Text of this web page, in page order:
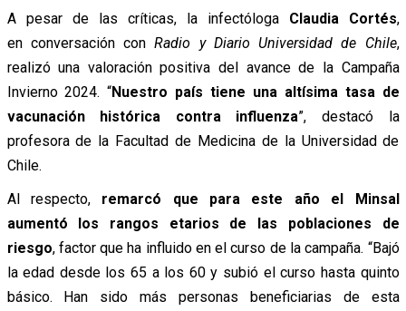
A pesar de las críticas, la infectóloga Claudia Cortés,
en conversación conRadio y Diario Universidad de Chile,
realizó una valoración positiva del avance de la Campaña
Invierno 2024. “Nuestro país tiene una altísima tasa de
vacunación histórica contra influenza”, destacó la
profesora de la Facultad de Medicina de la Universidad de
Chile.
Al respecto,remarcó que para este año el Minsal
aumentó los rangos etarios de las poblaciones de
riesgo, factor que ha influido en el curso de la campaña. “Bajó
la edad desde los 65 a los 60 y subió el curso hasta quinto
básico. Han sido más personas beneficiarias de esta